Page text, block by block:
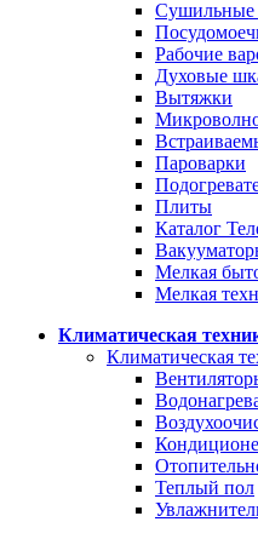
Рабочие
Духовые
Вытяжки
Пароварки
Плиты
Каталог
Мелкая
Мелкая
Климатическая
Климатическая
Теплый пол